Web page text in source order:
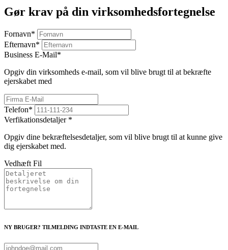
Gør krav på din virksomhedsfortegnelse
Fornavn*
Efternavn*
Business E-Mail*
Opgiv din virksomheds e-mail, som vil blive brugt til at bekræfte
ejerskabet med
Telefon*
Verfikationsdetaljer *
Opgiv dine bekræftelsesdetaljer, som vil blive brugt til at kunne give
dig ejerskabet med.
Vedhæft Fil
NY BRUGER? TILMELDING INDTASTE EN E-MAIL